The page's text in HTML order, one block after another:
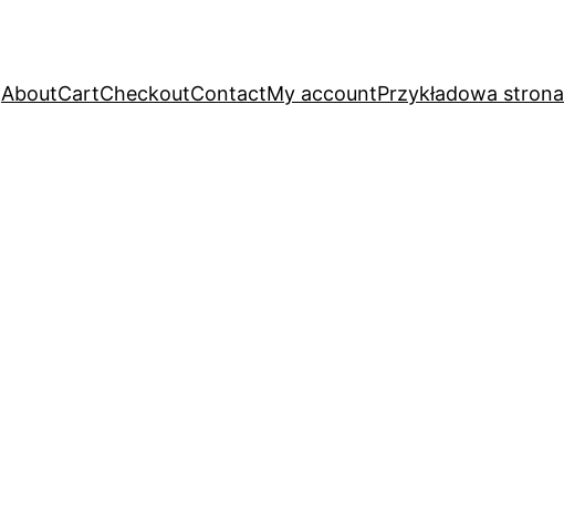
AboutCartCheckoutContactMy accountPrzykładowa strona